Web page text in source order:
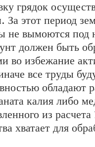
грядок
За этот период
не вымоются под
должен быть
во избежание
все труды
обладают
калия либо
из
хватает для